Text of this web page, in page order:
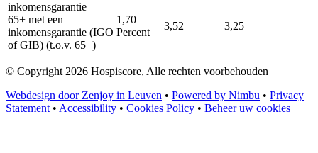
inkomensgarantie
65+ met een
inkomensgarantie (IGO
of GIB) (t.o.v. 65+)
1,70
Percent
3,52 3,25
© Copyright 2026 Hospiscore, Alle rechten voorbehouden
Webdesign door Zenjoy in Leuven • Powered by Nimbu • Privacy
Statement • Accessibility • Cookies Policy • Beheer uw cookies